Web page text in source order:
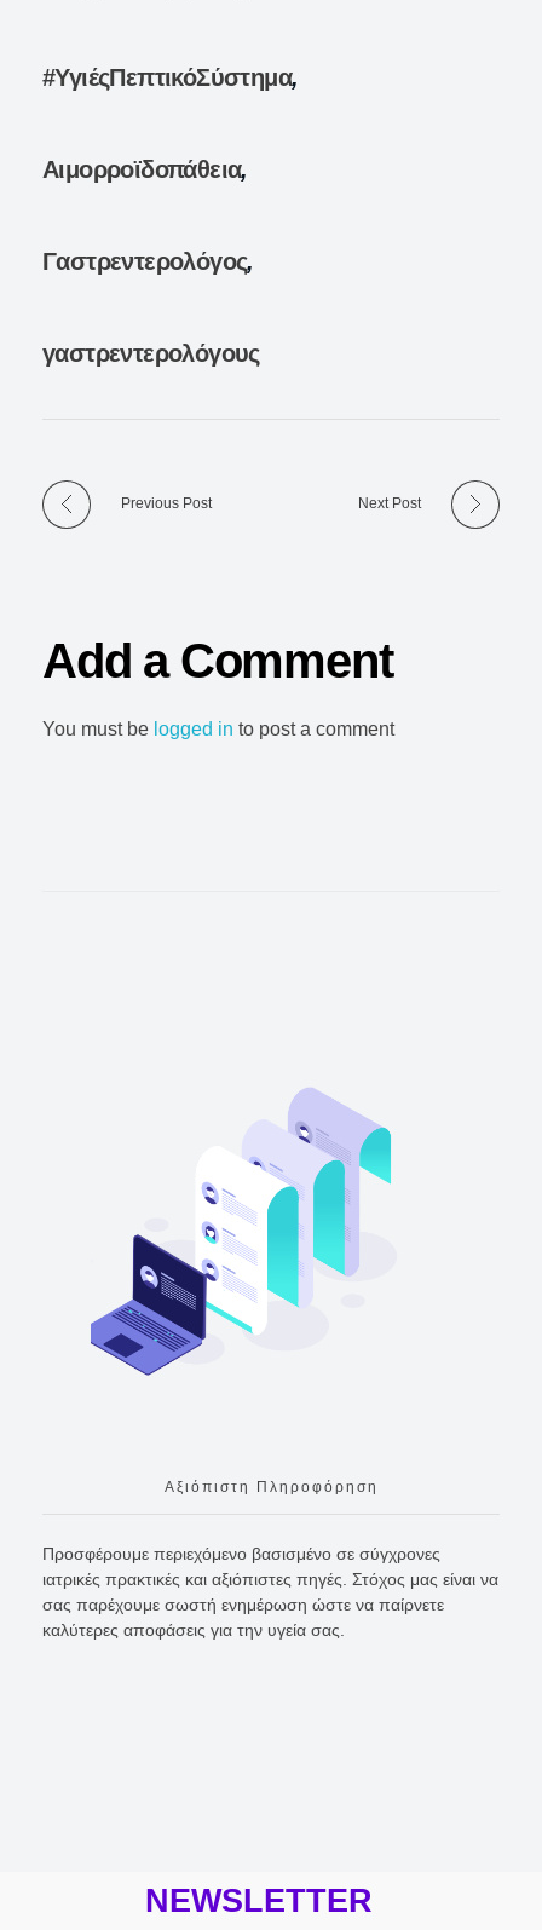
#ΥγιέςΠεπτικόΣύστημα,
Αιμορροϊδοπάθεια,
Γαστρεντερολόγος,
γαστρεντερολόγους
Previous Post Next Post
Add a Comment
You must be logged in to post a comment
Αξιόπιστη Πληροφόρηση
Προσφέρουμε περιεχόμενο βασισμένο σε σύγχρονες
ιατρικές πρακτικές και αξιόπιστες πηγές. Στόχος μας είναι να
σας παρέχουμε σωστή ενημέρωση ώστε να παίρνετε
καλύτερες αποφάσεις για την υγεία σας.
NEWSLETTER